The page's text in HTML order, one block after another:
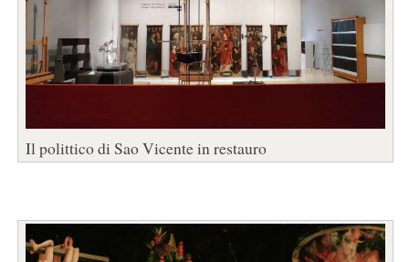
Il polittico di Sao Vicente in restauro